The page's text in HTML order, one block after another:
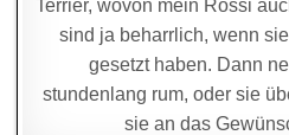
Terrier, wovon mein Rossi
sind ja beharrlich, wenn
gesetzt haben. Dann
stundenlang rum, oder sie
sie an das